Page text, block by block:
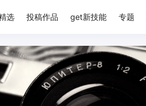
选 投稿作品 get新技能 专题